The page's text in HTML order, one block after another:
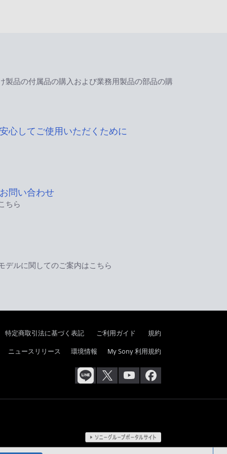
製品の付属品の購入および業務用製品の部品の購
心してご使用いただくために
問い合わせ
ちら
デルに関してのご案内はこちら
特定商取引法に基づく表記 ご利用ガイド 規約
ニュースリリース 環境情報 My Sony 利用規約